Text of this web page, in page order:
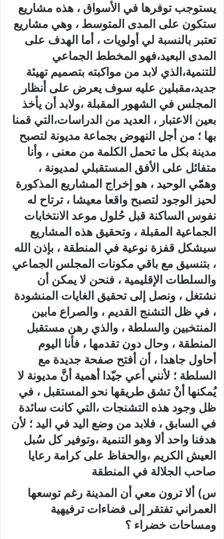
يستوجب توفرها في الأسواق ، هذه مشاريع
ستكون على المدى المتوسط ، وهي مشاريع
تعتبر بالنسبة لي أولويات ، أما الهدف على
المدى البعيد،فهو المخطط الجماعي
للتنمية،الذي لابد من مواكبته بتصميم تهيئة
جديد،مقبلين عليه سوف يعرض على أنظار
المجلس في الشهور المقبلة ،ولابد أن يأخذ
بعين الاعتبار ، العديد من الدراسات،التي قمنا
بها ؛ من أجل النهوض بجماعة مديونة لتصبح
مدينة بكل ما تحمل الكلمة من معنى ، وأنا
متفائل على الأفق المستقبلي لمديونة ،
وهمّي الوحيد ، هو إخراج المشاريع المذكورة
لحيز الوجود لتصبح واقعا معيشا ، ترتاح له
نفوس الساكنة قبل حُلول موعد الانتخابات
الجماعية المقبلة ، وتحقيق هذه المشاريع
سيشكل قفزة نوعية في المنطقة ، بإذن الله
، بتنسيق مع باقي مكونات المجلس الجماعي
والسلطات الإقليمية ، فنحن لا يمكن أن
نشتغل ، ونصل إلى تحقيق الغايات المنشودة
، في ظل التشنج القديم ، والصراع مابين
المنتخبين والسلطة ، والذي رهن مستقبل
المنطقة ، وحال دون تقدمها ، فأنا اليوم
أحاول جاهدا ، أن أفتح صفحة جديدة مع
السلطة ؛ لأنني أعي جيّدا أهمية أنَّ مديونة لا
يُمكنها أنْ تشق طريقها نحو المستقبل ، في
ظل وجود هذه التشنجات ،التي كانت سائدة
في السابق ، فلابد من وضع اليد في اليد ؛ لأن
هدفنا واحد ألا وهو التنمية ،وتوفير كل سُبل
العيش الكريم ،والحفاظ على كرامة رعايا
صاحب الجلالة في المنطقة
س) ألا ترون معي أن المدينة رغم توسعها
العمراني تفتقر إلى فضاءات ترفيهية
ومساحات خضراء ؟